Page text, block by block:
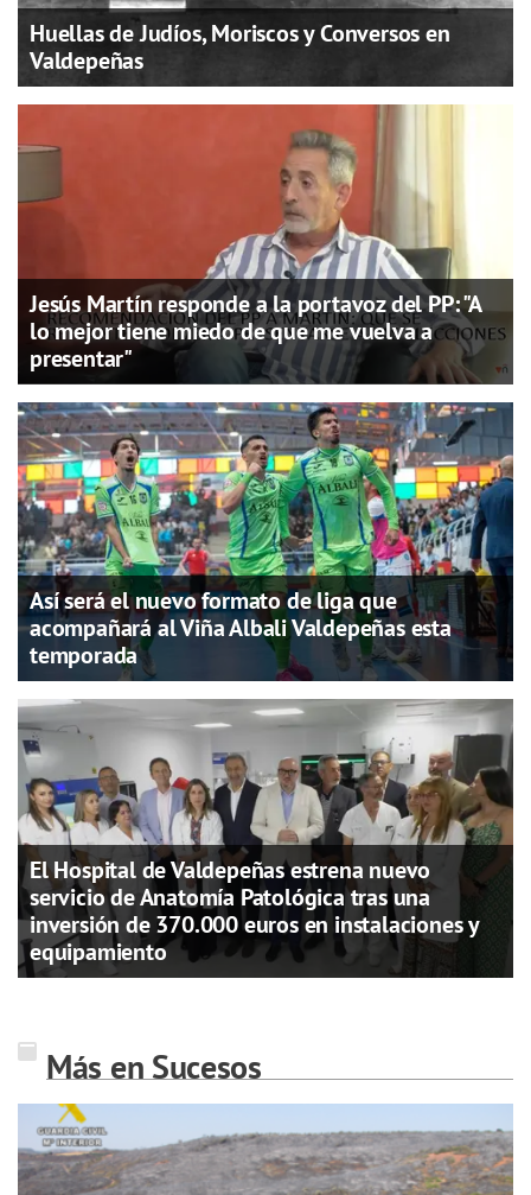
Huellas de Judíos, Moriscos y Conversos en
Valdepeñas
Jesús Martín responde a la portavoz del PP: "A
lo mejor tiene miedo de que me vuelva a
presentar"
Así será el nuevo formato de liga que
acompañará al Viña Albali Valdepeñas esta
temporada
El Hospital de Valdepeñas estrena nuevo
servicio de Anatomía Patológica tras una
inversión de 370.000 euros en instalaciones y
equipamiento
Más en Sucesos